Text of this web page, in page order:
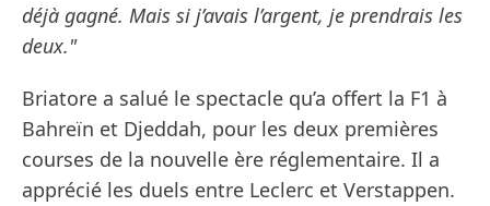
déjà gagné. Mais si j’avais l’argent, je prendrais les
deux."
Briatore a salué le spectacle qu’a offert la F1 à
Bahreïn et Djeddah, pour les deux premières
courses de la nouvelle ère réglementaire. Il a
apprécié les duels entre Leclerc et Verstappen.